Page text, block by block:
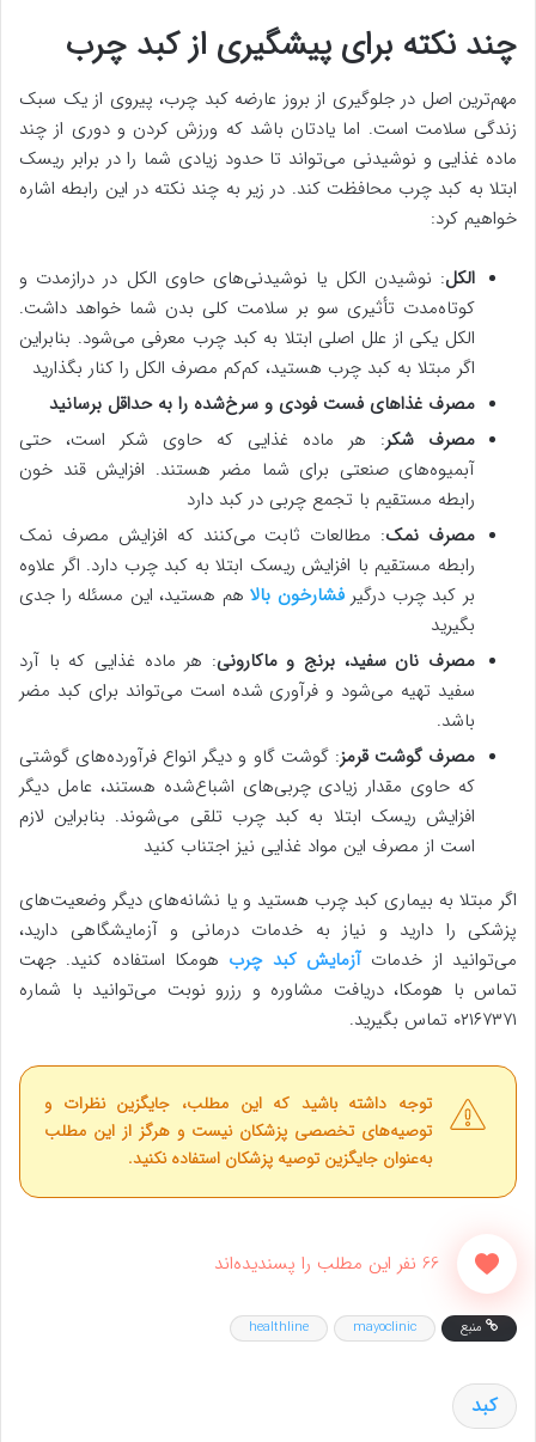
چند نکته برای پیشگیری از کبد چرب
مهم‌ترین اصل در جلوگیری از بروز عارضه کبد چرب، پیروی از یک سبک
زندگی سلامت است. اما یادتان باشد که ورزش کردن و دوری از چند
ماده غذایی و نوشیدنی می‌تواند تا حدود زیادی شما را در برابر ریسک
ابتلا به کبد چرب محافظت کند. در زیر به چند نکته در این رابطه اشاره
خواهیم کرد:
الکل: نوشیدن الکل یا نوشیدنی‌های حاوی الکل در درازمدت و
کوتاه‌مدت تأثیری سو بر سلامت کلی بدن شما خواهد داشت.
الکل یکی از علل اصلی ابتلا به کبد چرب معرفی‌ می‌شود. بنابراین
اگر مبتلا به کبد چرب هستید، کم‌کم مصرف الکل را کنار بگذارید
مصرف غذاهای فست فودی و سرخ‌شده را به حداقل برسانید
مصرف شکر: هر ماده غذایی که حاوی شکر است، حتی
آبمیوه‌های صنعتی برای شما مضر هستند. افزایش قند خون
رابطه مستقیم با تجمع چربی در کبد دارد
مصرف نمک: مطالعات ثابت می‌کنند که افزایش مصرف نمک
رابطه مستقیم با افزایش ریسک ابتلا به کبد چرب دارد. اگر علاوه
بر کبد چرب درگیرفشارخون بالا هم هستید، این مسئله را جدی
بگیرید
مصرف نان سفید، برنج و ماکارونی: هر ماده غذایی که با آرد
سفید تهیه می‌شود و فرآوری شده است می‌تواند برای کبد مضر
باشد.
مصرف گوشت قرمز: گوشت گاو و دیگر انواع فرآورده‌های گوشتی
که حاوی مقدار زیادی چربی‌های اشباع‌شده هستند، عامل دیگر
افزایش ریسک ابتلا به کبد چرب تلقی می‌شوند. بنابراین لازم
است از مصرف این مواد غذایی نیز اجتناب کنید
اگر مبتلا به بیماری کبد چرب هستید و یا نشانه‌های دیگر وضعیت‌های
پزشکی را دارید و نیاز به خدمات درمانی و آزمایشگاهی دارید،
می‌توانید از خدماتآزمایش کبد چرب هومکا استفاده کنید. جهت
تماس با هومکا، دریافت مشاوره و رزرو نوبت می‌توانید با شماره
۰۲۱۶۷۳۷۱ تماس بگیرید.
توجه داشته باشید که این مطلب، جایگزین نظرات و
توصیه‌های تخصصی پزشکان نیست و هرگز از این مطلب
به‌عنوان جایگزین توصیه پزشکان استفاده نکنید.
66 نفر این مطلب را پسندیده‌اند
منبع mayoclinic
healthline
کبد